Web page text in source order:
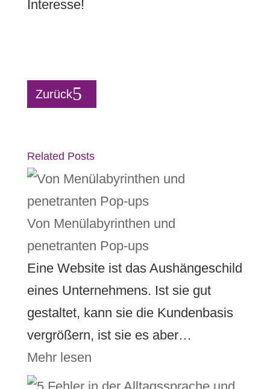
Interesse!
Zurück
Related Posts
Von Menülabyrinthen und
penetranten Pop-ups
Eine Website ist das Aushängeschild
eines Unternehmens. Ist sie gut
gestaltet, kann sie die Kundenbasis
vergrößern, ist sie es aber…
Mehr lesen